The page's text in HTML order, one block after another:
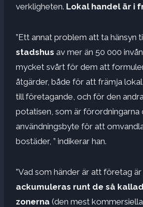
verkligheten. Lokal handel är i
”Ett annat problem att ta hänsyn
stadshus av mer än 50 000
mycket svårt för dem att
åtgärder, både för att främja
till företagande, och för den
potatisen, som är förordningarna
användningsbyte för att
bostäder, ” indikerar han.
”Vad som händer är att företag
ackumuleras runt de så
zonerna (den mest